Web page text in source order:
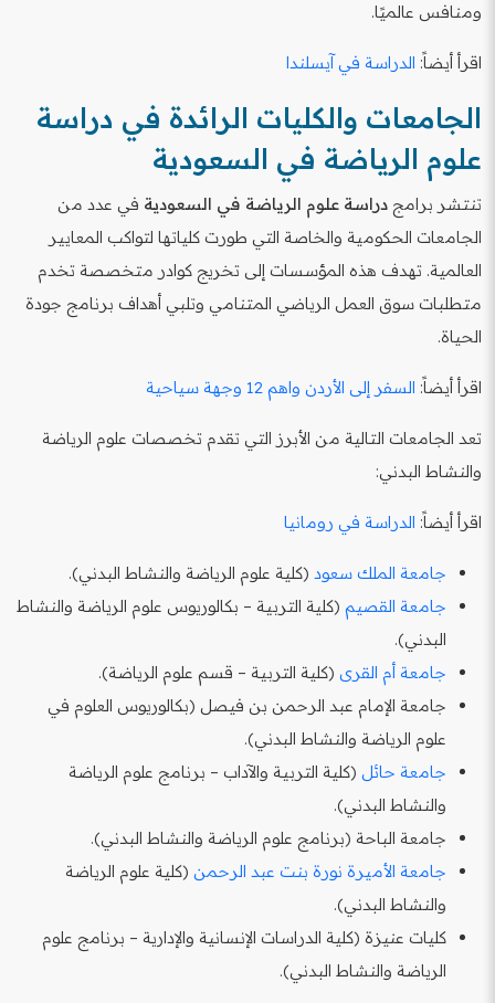
ومنافس عالميًا.
اقرأ أيضاً: الدراسة في آيسلندا
الجامعات والكليات الرائدة في دراسة
علوم الرياضة في السعودية
تنتشر برامج دراسة علوم الرياضة في السعودية في عدد من
الجامعات الحكومية والخاصة التي طورت كلياتها لتواكب المعايير
العالمية. تهدف هذه المؤسسات إلى تخريج كوادر متخصصة تخدم
متطلبات سوق العمل الرياضي المتنامي وتلبي أهداف برنامج جودة
الحياة.
اقرأ أيضاً: السفر إلى الأردن واهم 12 وجهة سياحية
تعد الجامعات التالية من الأبرز التي تقدم تخصصات علوم الرياضة
والنشاط البدني:
اقرأ أيضاً: الدراسة في رومانيا
جامعة الملك سعود (كلية علوم الرياضة والنشاط البدني).
جامعة القصيم (كلية التربية – بكالوريوس علوم الرياضة والنشاط
البدني).
جامعة أم القرى (كلية التربية – قسم علوم الرياضة).
جامعة الإمام عبد الرحمن بن فيصل (بكالوريوس العلوم في
علوم الرياضة والنشاط البدني).
جامعة حائل (كلية التربية والآداب – برنامج علوم الرياضة
والنشاط البدني).
جامعة الباحة (برنامج علوم الرياضة والنشاط البدني).
جامعة الأميرة نورة بنت عبد الرحمن (كلية علوم الرياضة
والنشاط البدني).
كليات عنيزة (كلية الدراسات الإنسانية والإدارية – برنامج علوم
الرياضة والنشاط البدني).